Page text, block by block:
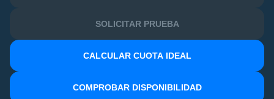
SOLICITAR PRUEBA
CALCULAR CUOTA IDEAL
COMPROBAR DISPONIBILIDAD